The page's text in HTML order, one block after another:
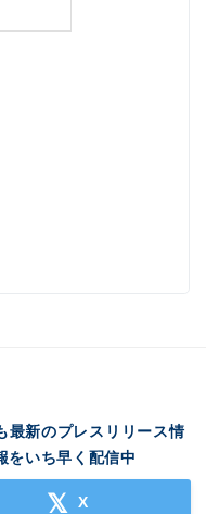
最新のプレスリリース情
をいち早く配信中
X